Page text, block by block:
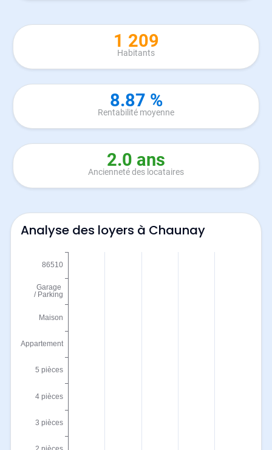
1 209
Habitants
8.87 %
Rentabilité moyenne
2.0 ans
Ancienneté des locataires
Analyse des loyers à Chaunay